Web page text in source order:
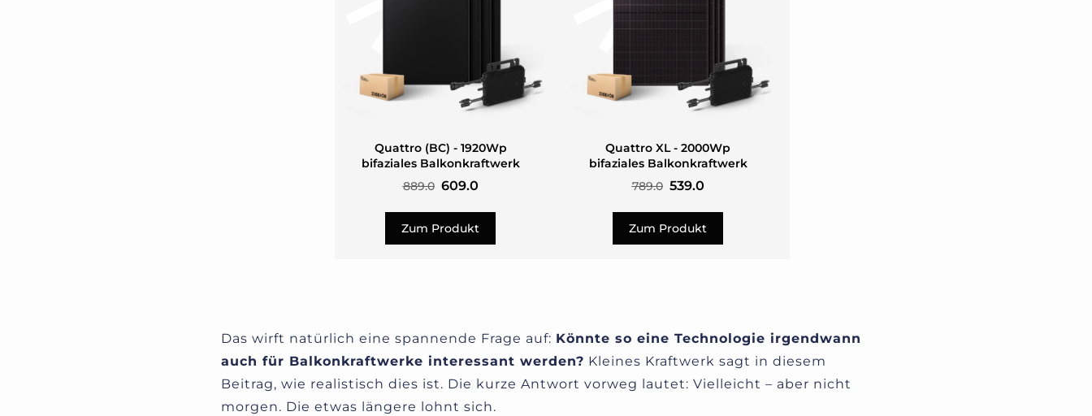
Quattro (BC) - 1920Wp
bifaziales Balkonkraftwerk
889.0 609.0
Zum Produkt
Quattro XL - 2000Wp
bifaziales Balkonkraftwerk
789.0 539.0
Zum Produkt
Das wirft natürlich eine spannende Frage auf: Könnte so eine Technologie irgendwann
auch für Balkonkraftwerke interessant werden? Kleines Kraftwerk sagt in diesem
Beitrag, wie realistisch dies ist. Die kurze Antwort vorweg lautet: Vielleicht – aber nicht
morgen. Die etwas längere lohnt sich.